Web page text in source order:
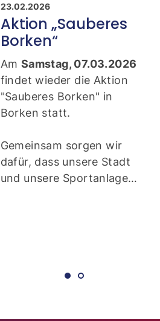
23.02.2026
Aktion „Sauberes
Borken“
Am Samstag, 07.03.2026
findet wieder die Aktion
"Sauberes Borken" in
Borken statt.
Gemeinsam sorgen wir
dafür, dass unsere Stadt
und unsere Sportanlage…